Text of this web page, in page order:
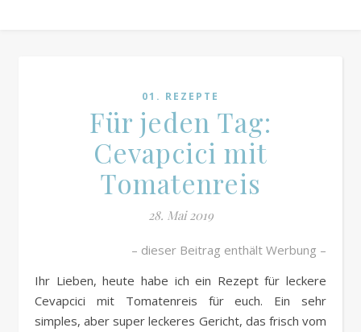
01. REZEPTE
Für jeden Tag:
Cevapcici mit
Tomatenreis
28. Mai 2019
– dieser Beitrag enthält Werbung –
Ihr Lieben, heute habe ich ein Rezept für leckere
Cevapcici mit Tomatenreis für euch. Ein sehr
simples, aber super leckeres Gericht, das frisch vom